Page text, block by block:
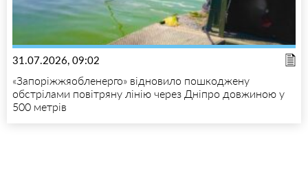
31.07.2026, 09:02
«Запоріжжяобленерго» відновило пошкоджену
обстрілами повітряну лінію через Дніпро довжиною у
500 метрів